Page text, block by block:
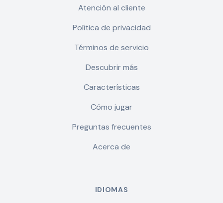
Atención al cliente
Política de privacidad
Términos de servicio
Descubrir más
Características
Cómo jugar
Preguntas frecuentes
Acerca de
IDIOMAS